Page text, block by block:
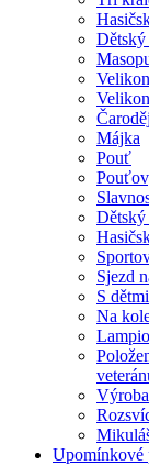
Dětský
Májka
Pouť
Dětský
Sjezd
S
Na
Upomínkové